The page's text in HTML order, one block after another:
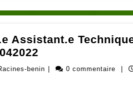
Assistant.e
de
benin Administrateur
0 commentaire